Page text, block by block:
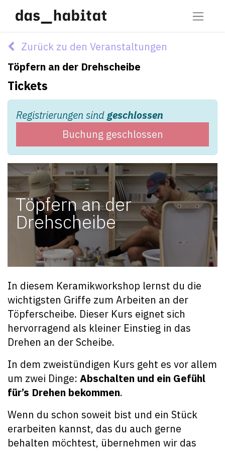
Zurück zu den Veranstaltungen
Töpfern an der Drehscheibe
Tickets
Registrierungen sindgeschlossen
Buchung geschlossen
Töpfern an der
Drehscheibe
In diesem Keramikworkshop lernst du die
wichtigsten Griffe zum Arbeiten an der
Töpferscheibe. Dieser Kurs eignet sich
hervorragend als kleiner Einstieg in das
Drehen an der Scheibe.
In dem zweistündigen Kurs geht es vor allem
um zwei Dinge: Abschalten und ein Gefühl
für’s Drehen bekommen.
Wenn du schon soweit bist und ein Stück
erarbeiten kannst, das du auch gerne
behalten möchtest, übernehmen wir das